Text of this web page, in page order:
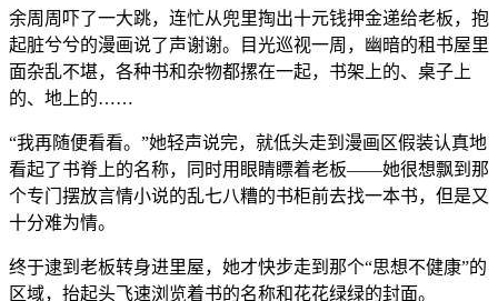
余周周吓了一大跳，连忙从兜里掏出十元钱押金递给老板，抱
起脏兮兮的漫画说了声谢谢。目光巡视一周，幽暗的租书屋里
面杂乱不堪，各种书和杂物都摞在一起，书架上的、桌子上
的、地上的……
“我再随便看看。”她轻声说完，就低头走到漫画区假装认真地
看起了书脊上的名称，同时用眼睛瞟着老板——她很想飘到那
个专门摆放言情小说的乱七八糟的书柜前去找一本书，但是又
十分难为情。
终于逮到老板转身进里屋，她才快步走到那个“思想不健康”的
区域，抬起头飞速浏览着书的名称和花花绿绿的封面。